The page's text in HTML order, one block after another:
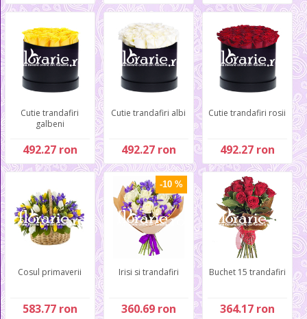
Cutie trandafiri
galbeni
492.27 ron
Cutie trandafiri albi
492.27 ron
Cutie trandafiri rosii
492.27 ron
Cosul primaverii
583.77 ron
-10 %
Irisi si trandafiri
360.69 ron
Buchet 15 trandafiri
364.17 ron